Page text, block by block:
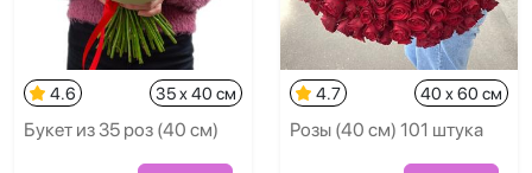
4.6 35 x 40 см
Букет из 35 роз (40 см)
4.7 40 x 60 см
Розы (40 см) 101 штука